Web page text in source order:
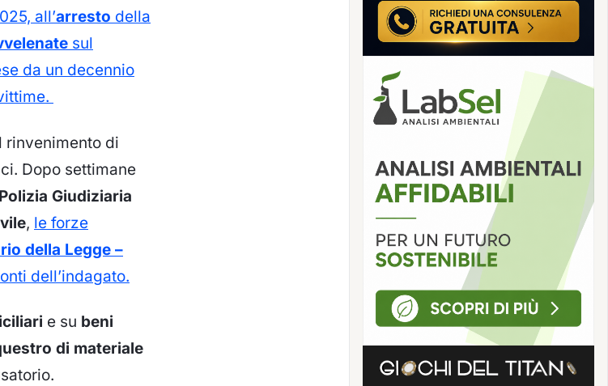
all’arresto della
sul
da un decennio
rinvenimento di
Dopo settimane
Giudiziaria
, le forze
della Legge –
dell’indagato.
e su beni
di materiale